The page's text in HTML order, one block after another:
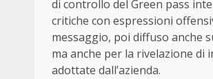
di controllo del Green pass
critiche con espressioni
messaggio, poi diffuso anche
ma anche per la rivelazione
adottate dall’azienda.